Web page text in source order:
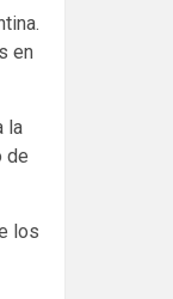
en
la
de
los